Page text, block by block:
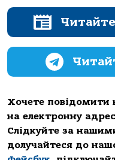
Хочете повідомити
на електронну
Слідкуйте за
долучайтеся до